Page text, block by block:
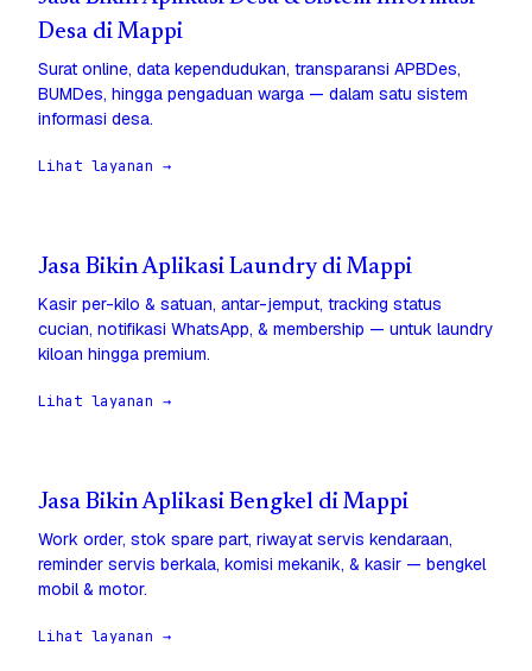
Desa di Mappi
Surat online, data kependudukan, transparansi APBDes,
BUMDes, hingga pengaduan warga — dalam satu sistem
informasi desa.
Lihat layanan →
Jasa Bikin Aplikasi Laundry di Mappi
Kasir per-kilo & satuan, antar-jemput, tracking status
cucian, notifikasi WhatsApp, & membership — untuk laundry
kiloan hingga premium.
Lihat layanan →
Jasa Bikin Aplikasi Bengkel di Mappi
Work order, stok spare part, riwayat servis kendaraan,
reminder servis berkala, komisi mekanik, & kasir — bengkel
mobil & motor.
Lihat layanan →